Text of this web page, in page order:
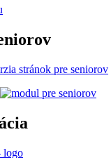
stránok pre seniorov